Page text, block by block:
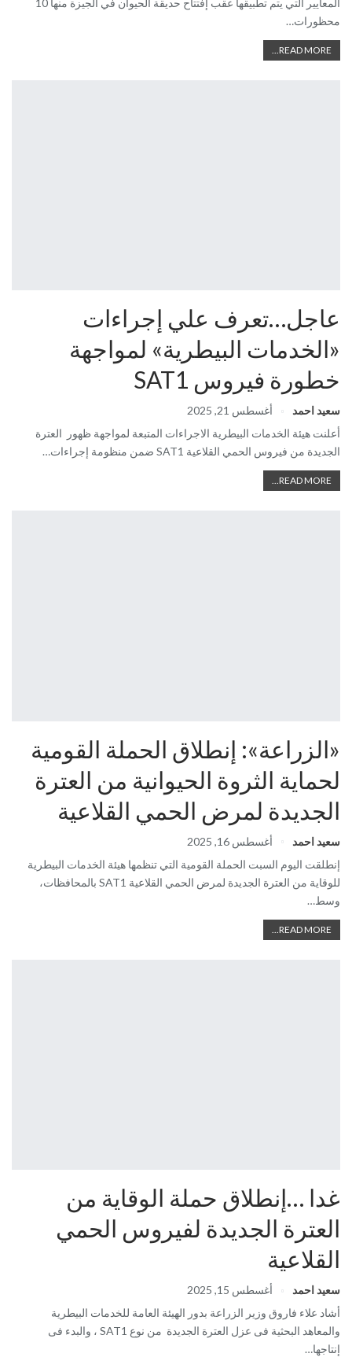
المعايير التي يتم تطبيقها عقب إفتتاح حديقة الحيوان في الجيزة منها 10
محظورات…
READ MORE...
عاجل…تعرف علي إجراءات
«الخدمات البيطرية» لمواجهة
خطورة فيروس SAT1
سعيد احمد
أغسطس 21, 2025
أعلنت هيئة الخدمات البيطرية الاجراءات المتبعة لمواجهة ظهور العترة
الجديدة من فيروس الحمي القلاعية SAT1 ضمن منظومة إجراءات…
READ MORE...
«الزراعة»: إنطلاق الحملة القومية
لحماية الثروة الحيوانية من العترة
الجديدة لمرض الحمي القلاعية
سعيد احمد
أغسطس 16, 2025
إنطلقت اليوم السبت الحملة القومية التي تنظمها هيئة الخدمات البيطرية
للوقاية من العترة الجديدة لمرض الحمي القلاعية SAT1 بالمحافظات،
وسط…
READ MORE...
غدا …إنطلاق حملة الوقاية من
العترة الجديدة لفيروس الحمي
القلاعية
سعيد احمد
أغسطس 15, 2025
أشاد علاء فاروق وزير الزراعة بدور الهيئة العامة للخدمات البيطرية
والمعاهد البحثية فى عزل العترة الجديدة من نوع SAT1 ، والبدء فى
إنتاجها…